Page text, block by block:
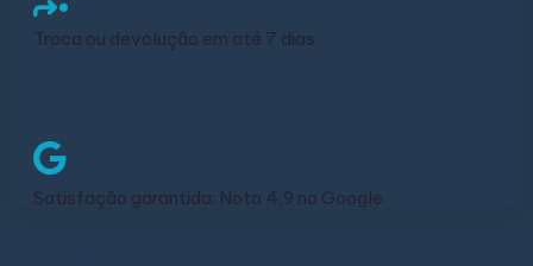
Troca ou devolução em até 7 dias
Satisfação garantida: Nota 4,9 no Google